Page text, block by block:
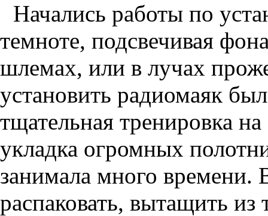
Начались работы по
темноте, подсвечивая
шлемах, или в лучах
установить радиомаяк
тщательная тренировка
укладка огромных
занимала много
распаковать, вытащить из